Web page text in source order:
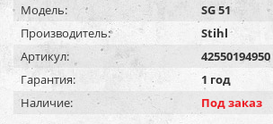
Модель:
SG 51
Производитель:
Stihl
Артикул:
42550194950
Гарантия:
1 год
Наличие:
Под заказ